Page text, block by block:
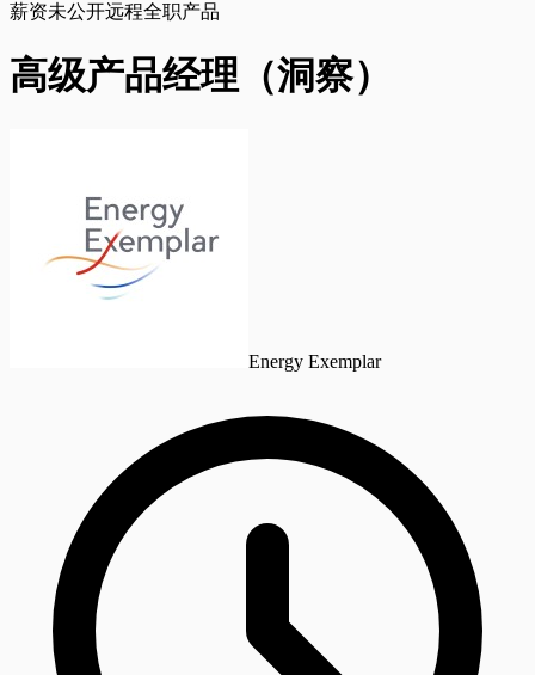
薪资未公开远程全职产品
高级产品经理（洞察）
Energy Exemplar